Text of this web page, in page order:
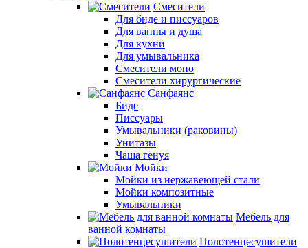
Смесители
Для биде и писсуаров
Для ванны и душа
Для кухни
Для умывальника
Смесители моно
Смесители хирургические
Санфаянс
Биде
Писсуары
Умывальники (раковины)
Унитазы
Чаша генуя
Мойки
Мойки из нержавеющей стали
Мойки композитные
Умывальники
Мебель для
ванной комнаты
Полотенцесушители